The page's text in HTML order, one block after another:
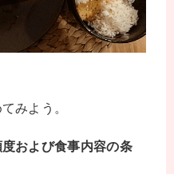
みよう。
および食事内容の条